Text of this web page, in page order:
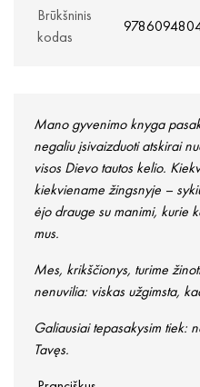
Brūkšninis
kodas
Mano gyvenimo knyga
negaliu įsivaizduoti atskirai
visos Dievo tautos kelio.
kiekviename žingsnyje –
ėjo drauge su manimi, kurie
mus.
Mes, krikščionys, turime
nenuvilia: viskas užgimsta,
Galiausiai tepasakysim tiek:
Tavęs.